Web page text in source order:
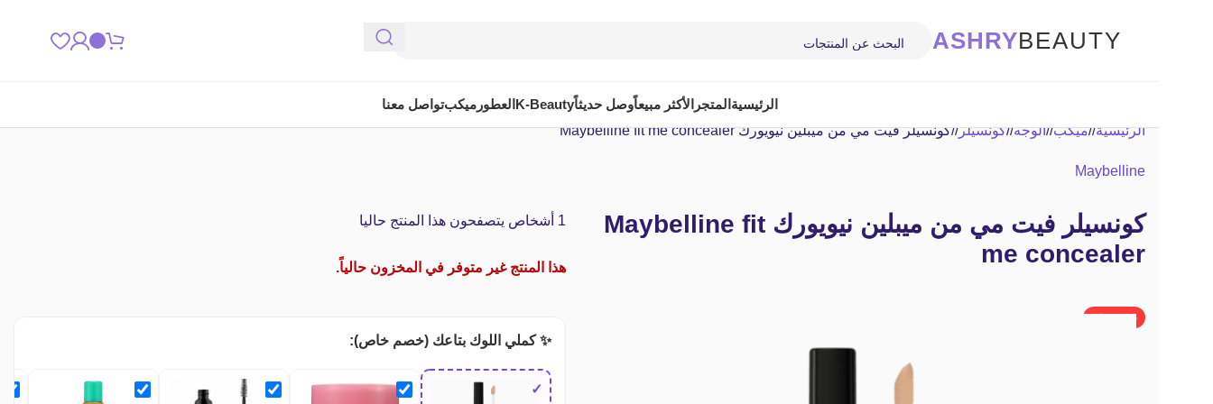
ASHRYBEAUTY
الرئيسية المتجر الأكثر مبيعاًوصل حديثاًK-Beauty العطورميكبتواصل معنا
الرئيسية/ ميكب/ الوجه/ كونسيلر/ كونسيلر فيت مي من ميبلين نيويورك Maybelline fit me concealer
Maybelline
كونسيلر فيت مي من ميبلين نيويورك Maybelline fit
me concealer
غير متوفر
1 أشخاص يتصفحون هذا المنتج حاليا
هذا المنتج غير متوفر في المخزون حالياً.
✨ كملي اللوك بتاعك (خصم خاص):
✓